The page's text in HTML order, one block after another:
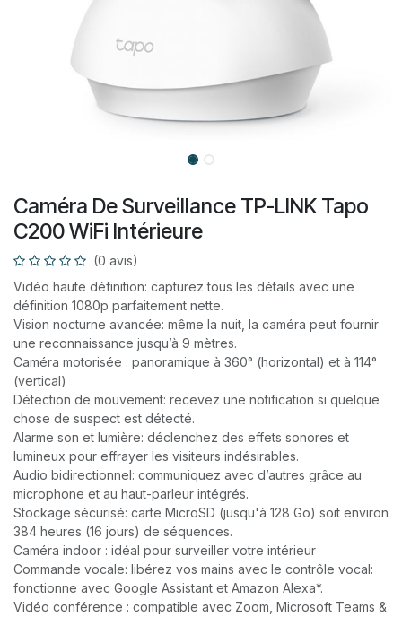
Caméra De Surveillance TP-LINK Tapo
C200 WiFi Intérieure
(0 avis)
Vidéo haute définition: capturez tous les détails avec une
définition 1080p parfaitement nette.
Vision nocturne avancée: même la nuit, la caméra peut fournir
une reconnaissance jusqu’à 9 mètres.
Caméra motorisée : panoramique à 360° (horizontal) et à 114°
(vertical)
Détection de mouvement: recevez une notification si quelque
chose de suspect est détecté.
Alarme son et lumière: déclenchez des effets sonores et
lumineux pour effrayer les visiteurs indésirables.
Audio bidirectionnel: communiquez avec d’autres grâce au
microphone et au haut-parleur intégrés.
Stockage sécurisé: carte MicroSD (jusqu'à 128 Go) soit environ
384 heures (16 jours) de séquences.
Caméra indoor : idéal pour surveiller votre intérieur
Commande vocale: libérez vos mains avec le contrôle vocal:
fonctionne avec Google Assistant et Amazon Alexa*.
Vidéo conférence : compatible avec Zoom, Microsoft Teams &